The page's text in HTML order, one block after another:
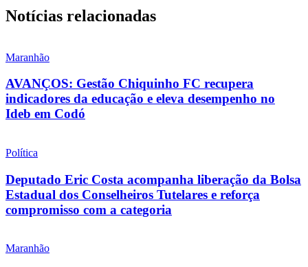
Notícias relacionadas
Maranhão
AVANÇOS: Gestão Chiquinho FC recupera
indicadores da educação e eleva desempenho no
Ideb em Codó
Política
Deputado Eric Costa acompanha liberação da Bolsa
Estadual dos Conselheiros Tutelares e reforça
compromisso com a categoria
Maranhão